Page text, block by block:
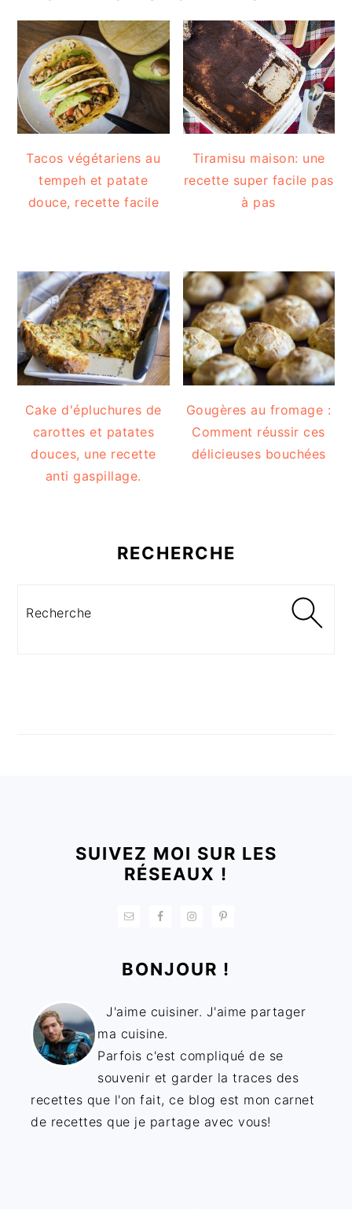
Tacos végétariens au
tempeh et patate
douce, recette facile
Tiramisu maison: une
recette super facile pas
à pas
Cake d'épluchures de
carottes et patates
douces, une recette
anti gaspillage.
Gougères au fromage :
Comment réussir ces
délicieuses bouchées
RECHERCHE
SUIVEZ MOI SUR LES
RÉSEAUX !
BONJOUR !
J'aime cuisiner. J'aime partager
ma cuisine.
Parfois c'est compliqué de se
souvenir et garder la traces des
recettes que l'on fait, ce blog est mon carnet
de recettes que je partage avec vous!